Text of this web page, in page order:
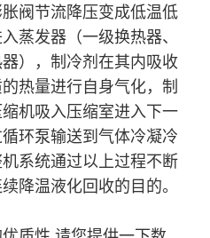
阀节流降压变成低温低
蒸发器（一级换热器、
），制冷剂在其内吸收
热量进行自身气化，制
机吸入压缩室进入下一
环泵输送到气体冷凝冷
系统通过以上过程不断
降温液化回收的目的。